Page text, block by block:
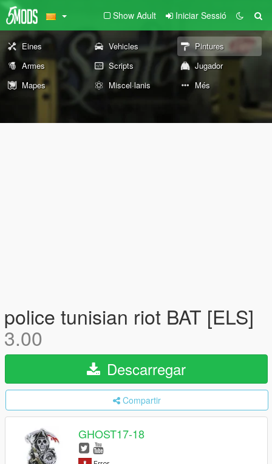
Show Adult Iniciar Sessió
Eines Vehicles
Pintures
Armes
Scripts
Jugador
Mapes
Miscel·lanis Més
police tunisian riot BAT [ELS]
3.00
Descarregar
Compartir
GHOST17-18